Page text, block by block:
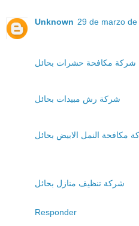
Unknown 29 de marzo de
شركة مكافحة حشرات بحائل
شركة رش مبيدات بحائل
مكافحة النمل الابيض بحائل
شركة تنظيف منازل بحائل
Responder